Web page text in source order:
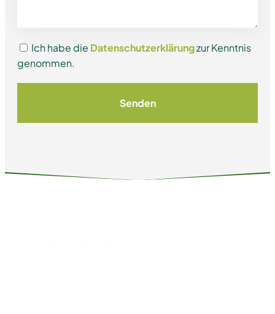
Ich habe die Datenschutzerklärungzur Kenntnis
genommen.
Senden